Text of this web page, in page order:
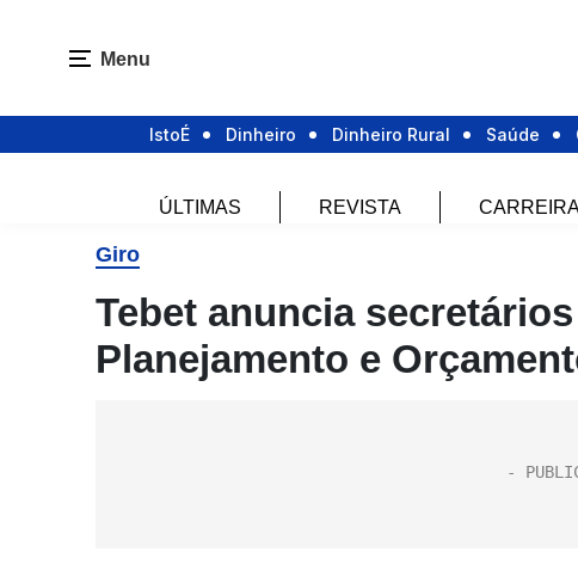
Menu
IstoÉ Dinheiro Dinheiro Rural Saúde
ÚLTIMAS REVISTA
Giro
Tebet anuncia
Planejamento e